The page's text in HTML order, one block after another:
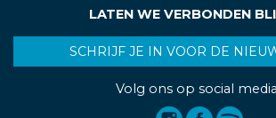
LATEN WE VERBONDEN
SCHRIJF JE IN VOOR DE
Volg ons op social